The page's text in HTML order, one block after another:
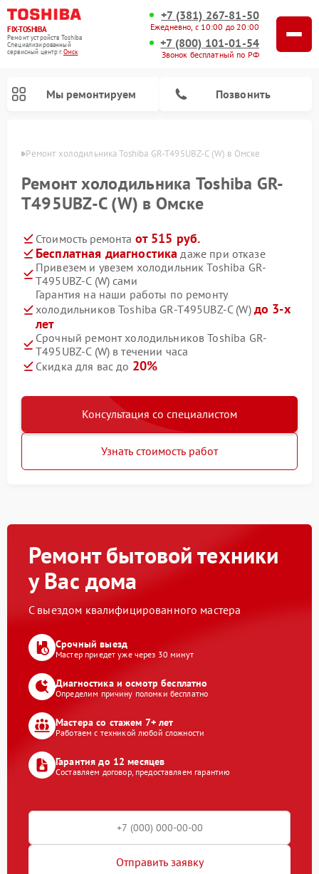
FIX-TOSHIBA
Ремонт устройств Toshiba
Специализированный
cервисный центр г.Омск
+7 (381) 267-81-50
Ежедневно, с 10:00 до 20:00
+7 (800) 101-01-54
Звонок бесплатный по РФ
Мы ремонтируем Позвонить
Ремонт холодильника Toshiba GR-T495UBZ-C (W) в Омске
Ремонт холодильника Toshiba GR-
T495UBZ-C (W) в Омске
Стоимость ремонта от 515 руб.
Бесплатная диагностика даже при отказе
Привезем и увезем холодильник Toshiba GR-
T495UBZ-C (W) сами
Гарантия на наши работы по ремонту
холодильников Toshiba GR-T495UBZ-C (W) до 3-х
лет
Срочный ремонт холодильников Toshiba GR-
T495UBZ-C (W) в течении часа
Скидка для вас до 20%
Консультация со специалистом
Узнать стоимость работ
Ремонт бытовой техники
у Вас дома
С выездом квалифицированного мастера
Срочный выезд
Мастер приедет уже через 30 минут
Диагностика и осмотр бесплатно
Определим причину поломки бесплатно
Мастера со стажем 7+ лет
Работаем с техникой любой сложности
Гарантия до 12 месяцев
Составляем договор, предоставляем гарантию
Отправить заявку